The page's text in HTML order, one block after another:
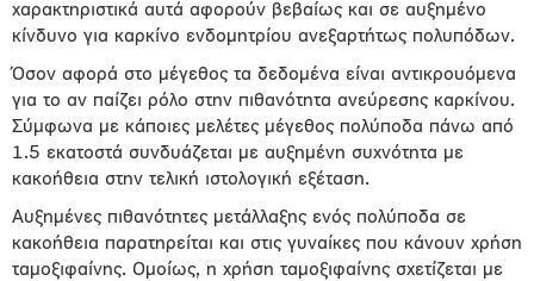
χαρακτηριστικά αυτά αφορούν βεβαίως και σε αυξημένο
κίνδυνο για καρκίνο ενδομητρίου ανεξαρτήτως πολυπόδων.
Όσον αφορά στο μέγεθος τα δεδομένα είναι αντικρουόμενα
για το αν παίζει ρόλο στην πιθανότητα ανεύρεσης καρκίνου.
Σύμφωνα με κάποιες μελέτες μέγεθος πολύποδα πάνω από
1.5 εκατοστά συνδυάζεται με αυξημένη συχνότητα με
κακοήθεια στην τελική ιστολογική εξέταση.
Αυξημένες πιθανότητες μετάλλαξης ενός πολύποδα σε
κακοήθεια παρατηρείται και στις γυναίκες που κάνουν χρήση
ταμοξιφαίνης. Ομοίως, η χρήση ταμοξιφαίνης σχετίζεται με